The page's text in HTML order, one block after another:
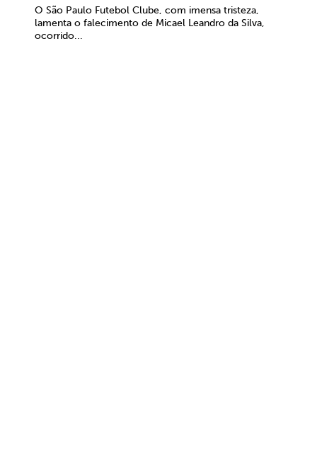
O São Paulo Futebol Clube, com imensa tristeza,
lamenta o falecimento de Micael Leandro da Silva,
ocorrido...